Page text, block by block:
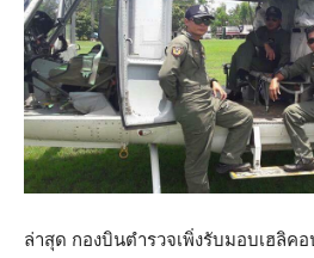
ล่าสุด กองบินตำรวจเพิ่งรับมอบเฮลิค